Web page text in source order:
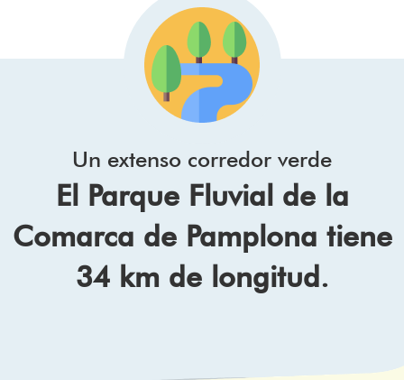
Un extenso corredor verde
El Parque Fluvial de la
Comarca de Pamplona tiene
34 km de longitud.